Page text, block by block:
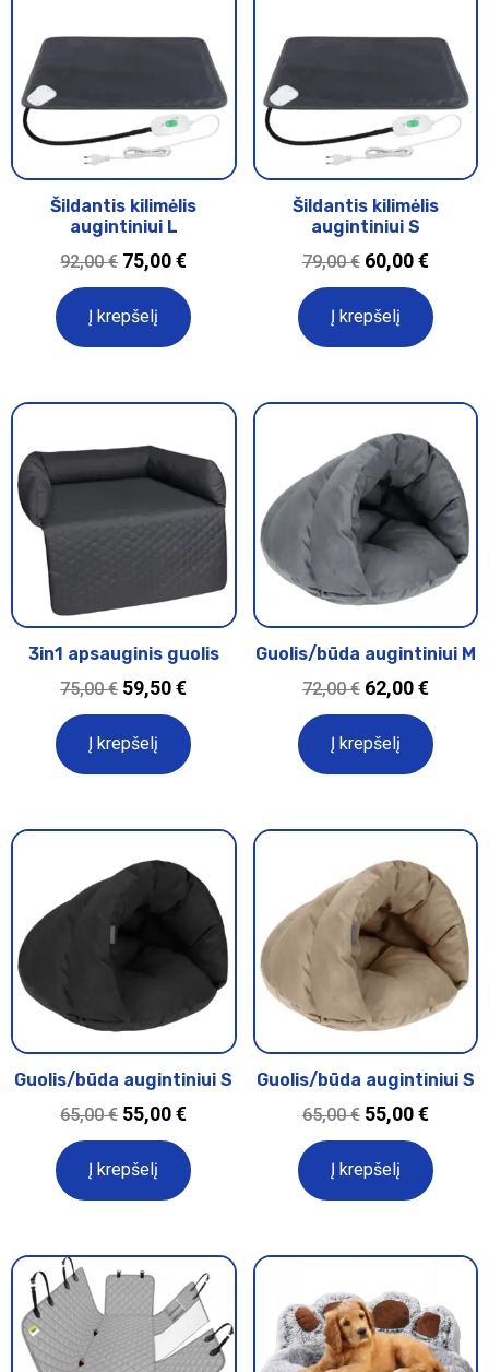
Šildantis kilimėlis
augintiniui L
92,00€ 75,00€
Į krepšelį
Šildantis kilimėlis
augintiniui S
79,00€ 60,00€
Į krepšelį
3in1 apsauginis guolis
75,00€ 59,50€
Į krepšelį
Guolis/būda augintiniui M
72,00€ 62,00€
Į krepšelį
Guolis/būda augintiniui S
65,00€ 55,00€
Į krepšelį
Guolis/būda augintiniui S
65,00€ 55,00€
Į krepšelį